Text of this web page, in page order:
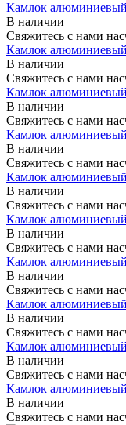
Камлок
В наличии
Свяжитесь с нами
Камлок
В наличии
Свяжитесь с нами
Камлок
В наличии
Свяжитесь с нами
Камлок
В наличии
Свяжитесь с нами
Камлок
В наличии
Свяжитесь с нами
Камлок
В наличии
Свяжитесь с нами
Камлок
В наличии
Свяжитесь с нами
Камлок
В наличии
Свяжитесь с нами
Камлок
В наличии
Свяжитесь с нами
Камлок
В наличии
Свяжитесь с нами